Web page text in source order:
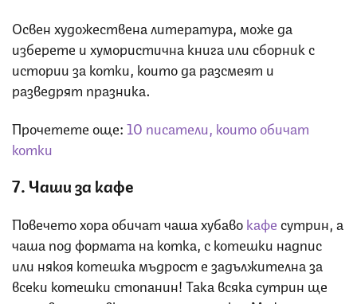
Освен художествена литература, може да
изберете и хумористична книга или сборник с
истории за котки, които да разсмеят и
разведрят празника.
Прочетете още:10 писатели, които обичат
котки
7. Чаши за кафе
Повечето хора обичат чаша хубавокафесутрин, а
чаша под формата на котка, с котешки надпис
или някоя котешка мъдрост е задължителна за
всеки котешки стопанин! Така всяка сутрин ще